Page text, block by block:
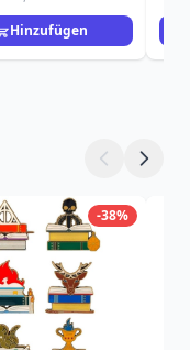
Hinzufügen
-38%